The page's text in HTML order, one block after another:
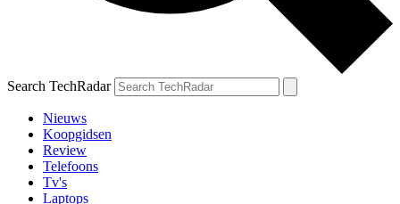
Search TechRadar
Nieuws
Koopgidsen
Review
Telefoons
Tv's
Laptops